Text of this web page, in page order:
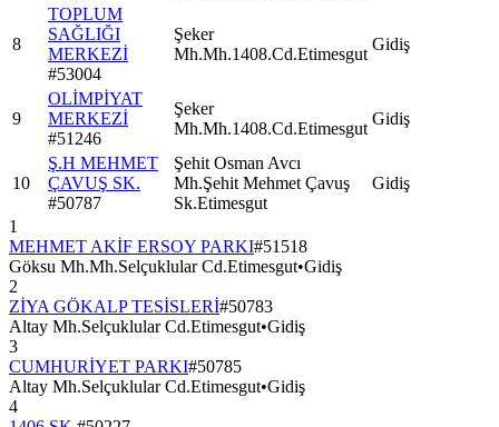
8
TOPLUM
SAĞLIĞI
MERKEZİ
#53004
Şeker
Mh.Mh.1408.Cd.Etimesgut
Gidiş
9
OLİMPİYAT
MERKEZİ
#51246
Şeker
Mh.Mh.1408.Cd.Etimesgut
Gidiş
10
Ş.H MEHMET
ÇAVUŞ SK.
#50787
Şehit Osman Avcı
Mh.Şehit Mehmet Çavuş
Sk.Etimesgut
Gidiş
1
MEHMET AKİF ERSOY PARKI#51518
Göksu Mh.Mh.Selçuklular Cd.Etimesgut•Gidiş
2
ZİYA GÖKALP TESİSLERİ#50783
Altay Mh.Selçuklular Cd.Etimesgut•Gidiş
3
CUMHURİYET PARKI#50785
Altay Mh.Selçuklular Cd.Etimesgut•Gidiş
4